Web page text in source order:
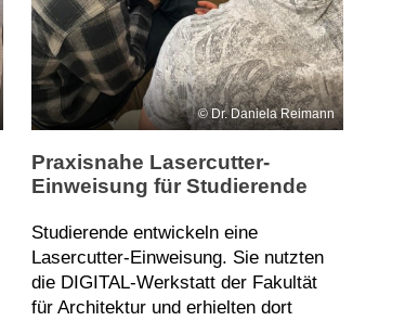
Dr. Daniela Reimann
Praxisnahe Lasercutter-
Einweisung für Studierende
Studierende entwickeln eine
Lasercutter-Einweisung. Sie nutzten
die DIGITAL-Werkstatt der Fakultät
für Architektur und erhielten dort